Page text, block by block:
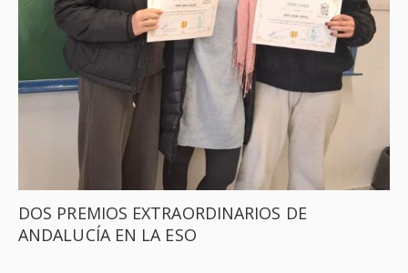
DOS PREMIOS EXTRAORDINARIOS DE
ANDALUCÍA EN LA ESO